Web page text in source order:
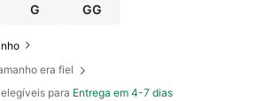
G GG
era fiel
para Entrega em 4-7 dias